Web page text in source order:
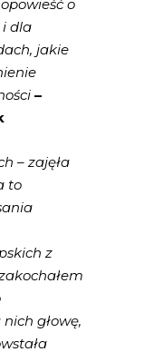
o
dla
jakie
–
– zajęła
to
z
głowę,